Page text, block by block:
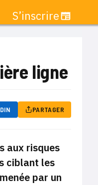
S’inscrire
ligne
PARTAGER
aux risques
ciblant les
par un